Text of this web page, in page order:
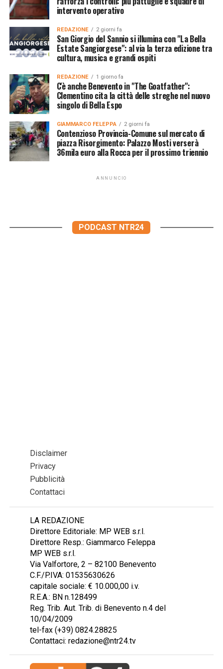
intervento operativo
REDAZIONE 2 giorni fa
San Giorgio del Sannio si illumina con "La Bella
Estate Sangiorgese": al via la terza edizione tra
cultura, musica e grandi ospiti
REDAZIONE 1 giorno fa
C'è anche Benevento in "The Goatfather":
Clementino cita la città delle streghe nel nuovo
singolo di Bella Espo
GIAMMARCO FELEPPA 2 giorni fa
Contenzioso Provincia-Comune sul mercato di
piazza Risorgimento: Palazzo Mosti verserà
36mila euro alla Rocca per il prossimo triennio
ANNUNCIO
PODCAST NTR24
Disclaimer
Privacy
Pubblicità
Contattaci
LA REDAZIONE
Direttore Editoriale: MP WEB s.r.l.
Direttore Resp.: Giammarco Feleppa
MP WEB s.r.l.
Via Valfortore, 2 – 82100 Benevento
C.F./P.IVA: 01535630626
capitale sociale: € 10.000,00 i.v.
R.E.A.: BN n.128499
Reg. Trib. Aut. Trib. di Benevento n.4 del
10/04/2009
tel-fax (+39) 0824.28825
Contattaci: redazione@ntr24.tv